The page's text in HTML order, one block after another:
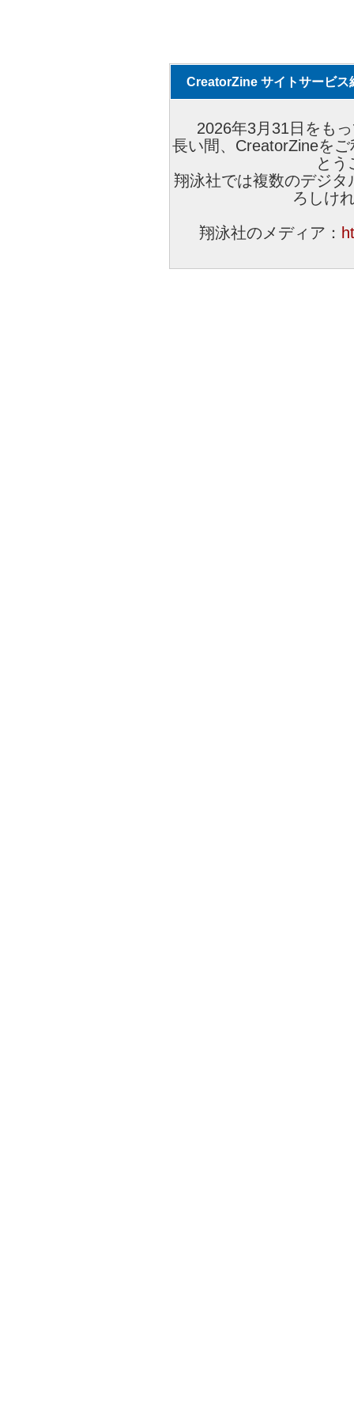
CreatorZine サイトサービス
2026年3月31日をも
長い間、CreatorZineを
とう
翔泳社では複数のデジ
ろしけ
翔泳社のメディア：